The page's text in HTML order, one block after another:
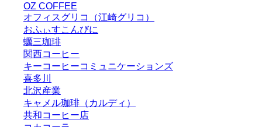
OZ COFFEE
オフィスグリコ（江崎グリコ）
おふぃすこんびに
蠣三珈琲
関西コーヒー
キーコーヒーコミュニケーションズ
喜多川
北沢産業
キャメル珈琲（カルディ）
共和コーヒー店